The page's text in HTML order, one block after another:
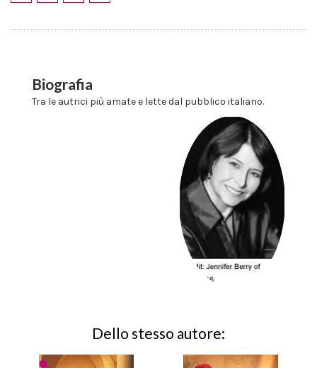
Biografia
Tra le autrici più amate e lette dal pubblico italiano.
Dello stesso autore: